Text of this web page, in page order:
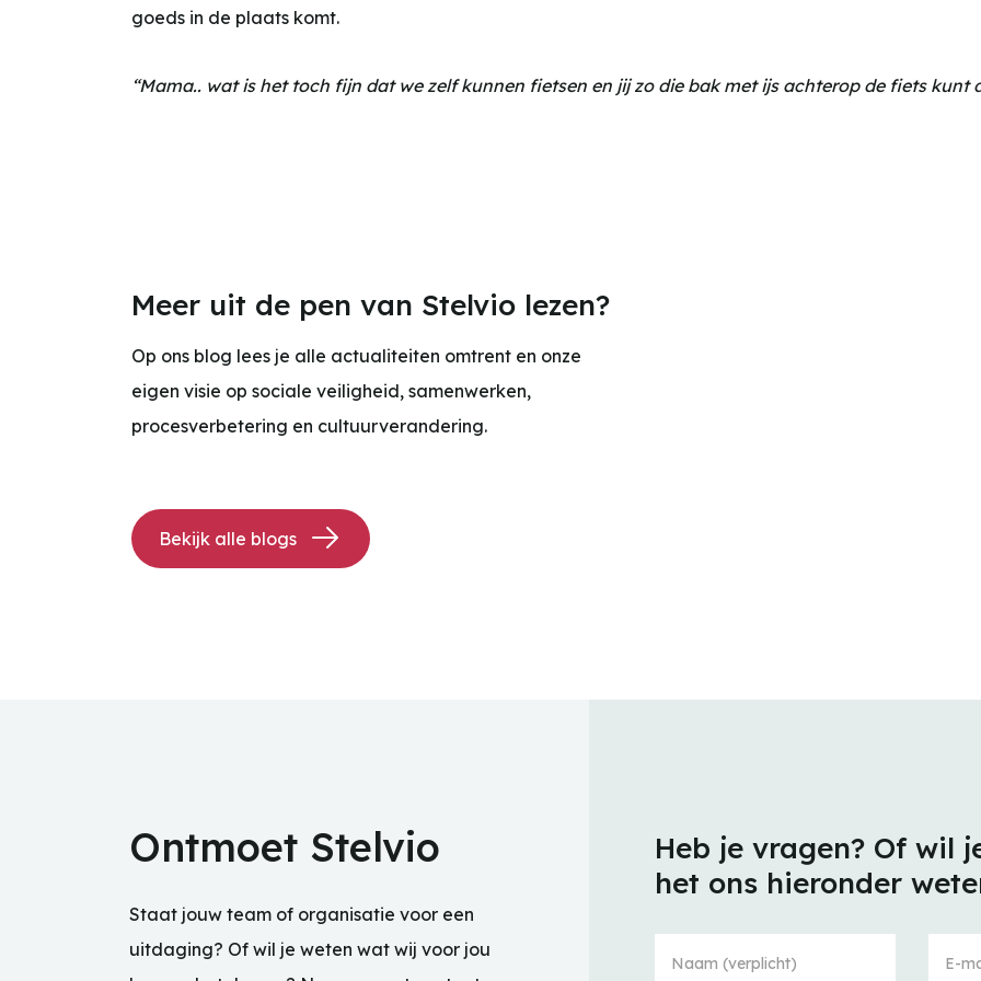
goeds in de plaats komt.
“Mama.. wat is het toch fijn dat we zelf kunnen fietsen en jij zo die bak met ijs achterop de fiets kunt
Meer uit de pen van Stelvio lezen?
Op ons blog lees je alle actualiteiten omtrent en onze
eigen visie op sociale veiligheid, samenwerken,
procesverbetering en cultuurverandering.
Bekijk alle blogs
Ontmoet Stelvio
Staat jouw team of organisatie voor een
uitdaging? Of wil je weten wat wij voor jou
Heb je vragen? Of wil
het ons hieronder